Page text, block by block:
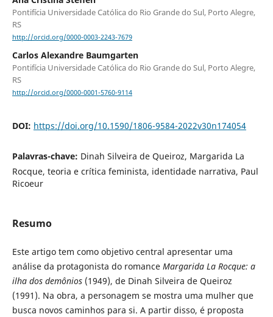
Pontifícia Universidade Católica do Rio Grande do Sul, Porto Alegre,
RS
http://orcid.org/0000-0003-2243-7679
Carlos Alexandre Baumgarten
Pontifícia Universidade Católica do Rio Grande do Sul, Porto Alegre,
RS
http://orcid.org/0000-0001-5760-9114
DOI: https://doi.org/10.1590/1806-9584-2022v30n174054
Palavras-chave: Dinah Silveira de Queiroz, Margarida La
Rocque, teoria e crítica feminista, identidade narrativa, Paul
Ricoeur
Resumo
Este artigo tem como objetivo central apresentar uma
análise da protagonista do romance Margarida La Rocque: a
ilha dos demônios(1949), de Dinah Silveira de Queiroz
(1991). Na obra, a personagem se mostra uma mulher que
busca novos caminhos para si. A partir disso, é proposta